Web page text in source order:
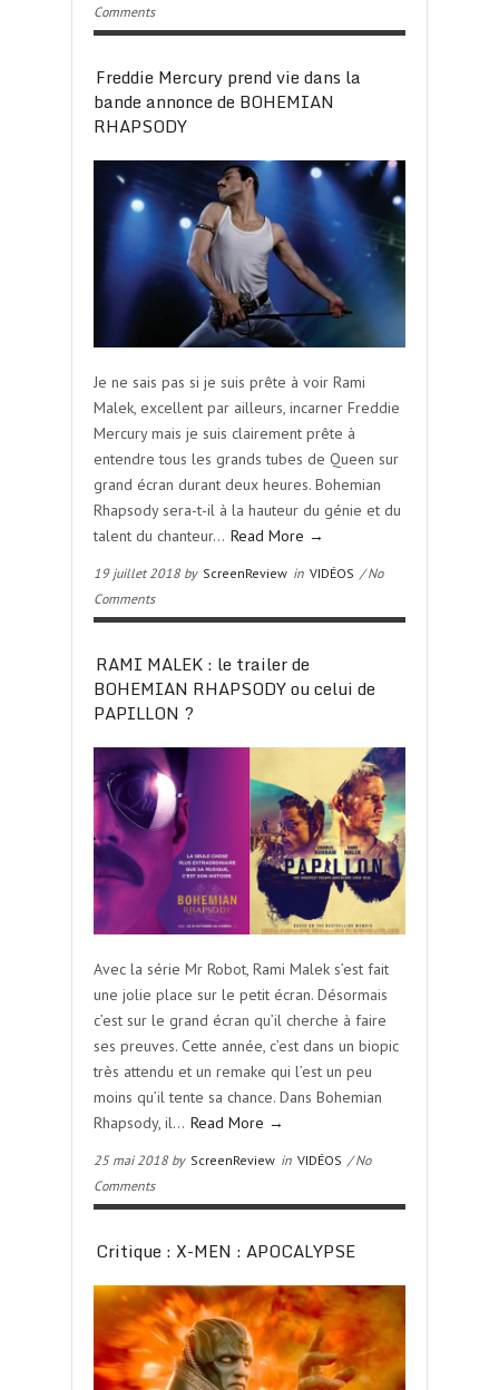
Comments
Freddie Mercury prend vie dans la
bande annonce de BOHEMIAN
RHAPSODY
Je ne sais pas si je suis prête à voir Rami
Malek, excellent par ailleurs, incarner Freddie
Mercury mais je suis clairement prête à
entendre tous les grands tubes de Queen sur
grand écran durant deux heures. Bohemian
Rhapsody sera-t-il à la hauteur du génie et du
talent du chanteur… Read More →
19 juillet 2018 by ScreenReview in VIDÉOS / No
Comments
RAMI MALEK : le trailer de
BOHEMIAN RHAPSODY ou celui de
PAPILLON ?
Avec la série Mr Robot, Rami Malek s’est fait
une jolie place sur le petit écran. Désormais
c’est sur le grand écran qu’il cherche à faire
ses preuves. Cette année, c’est dans un biopic
très attendu et un remake qui l’est un peu
moins qu’il tente sa chance. Dans Bohemian
Rhapsody, il… Read More →
25 mai 2018 by ScreenReview in VIDÉOS / No
Comments
Critique : X-MEN : APOCALYPSE